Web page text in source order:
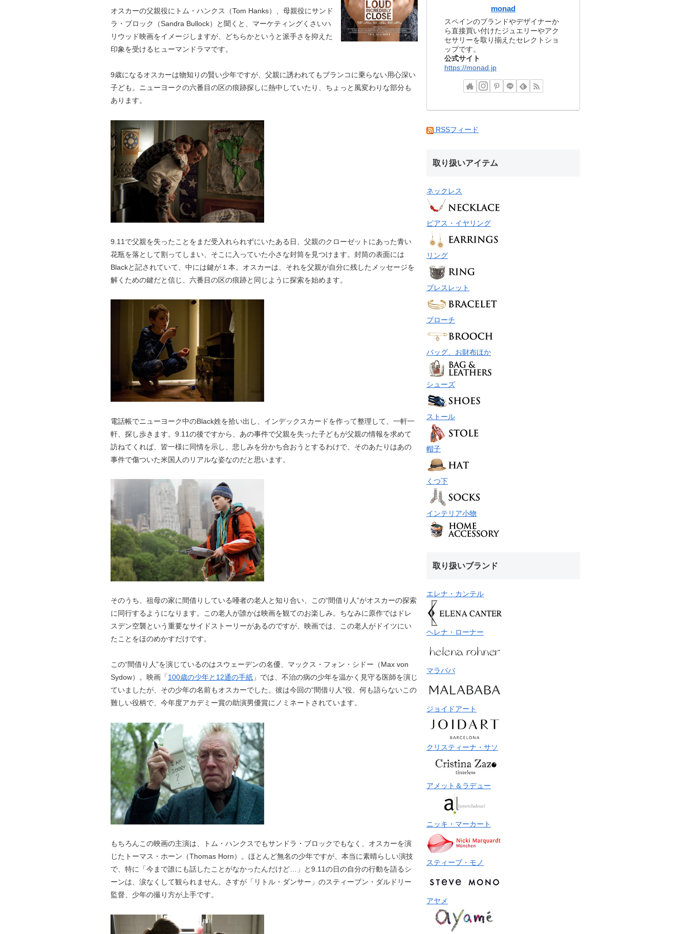
オスカーの父親役にトム・ハンクス（Tom Hanks）、母親役にサンド
ラ・ブロック（Sandra Bullock）と聞くと、マーケティングくさいハ
リウッド映画をイメージしますが、どちらかというと派手さを抑えた
印象を受けるヒューマンドラマです。
9歳になるオスカーは物知りの賢い少年ですが、父親に誘われてもブランコに乗らない用心深い
子ども。ニューヨークの六番目の区の痕跡探しに熱中していたり、ちょっと風変わりな部分も
あります。
9.11で父親を失ったことをまだ受入れられずにいたある日、父親のクローゼットにあった青い
花瓶を落として割ってしまい、そこに入っていた小さな封筒を見つけます。封筒の表面には
Blackと記されていて、中には鍵が１本。オスカーは、それを父親が自分に残したメッセージを
解くための鍵だと信じ、六番目の区の痕跡と同じように探索を始めます。
電話帳でニューヨーク中のBlack姓を拾い出し、インデックスカードを作って整理して、一軒一
軒、探し歩きます。9.11の後ですから、あの事件で父親を失った子どもが父親の情報を求めて
訪ねてくれば、皆一様に同情を示し、悲しみを分かち合おうとするわけで、そのあたりはあの
事件で傷ついた米国人のリアルな姿なのだと思います。
そのうち、祖母の家に間借りしている唖者の老人と知り合い、この“間借り人”がオスカーの探索
に同行するようになります。この老人が誰かは映画を観てのお楽しみ。ちなみに原作ではドレ
スデン空襲という重要なサイドストーリーがあるのですが、映画では、この老人がドイツにい
たことをほのめかすだけです。
この“間借り人”を演じているのはスウェーデンの名優、マックス・フォン・シドー（Max von
Sydow）。映画「100歳の少年と12通の手紙 」では、不治の病の少年を温かく見守る医師を演じ
ていましたが、その少年の名前もオスカーでした。彼は今回の“間借り人”役、何も語らないこの
難しい役柄で、今年度アカデミー賞の助演男優賞にノミネートされています。
もちろんこの映画の主演は、トム・ハンクスでもサンドラ・ブロックでもなく、オスカーを演
じたトーマス・ホーン（Thomas Horn）。ほとんど無名の少年ですが、本当に素晴らしい演技
で、特に「今まで誰にも話したことがなかったんだけど…」と9.11の日の自分の行動を語るシ
ーンは、涙なくして観られません。さすが「リトル・ダンサー」のスティーブン・ダルドリー
監督、少年の撮り方が上手です。
monad
スペインのブランドやデザイナーか
ら直接買い付けたジュエリーやアク
セサリーを取り揃えたセレクトショ
ップです。
公式サイト
https://monad.jp
RSSフィード
取り扱いアイテム
ネックレス
ピアス・イヤリング
リング
ブレスレット
ブローチ
バッグ、お財布ほか
シューズ
ストール
帽子
くつ下
インテリア小物
取り扱いブランド
エレナ・カンテル
ヘレナ・ローナー
マラババ
ジョイドアート
クリスティーナ・サソ
アメット＆ラデュー
ニッキ・マーカート
スティーブ・モノ
アヤメ